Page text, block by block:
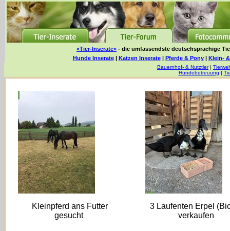
«Tier-Inserate» - die umfassendste deutschsprachige
Hunde Inserate| Katzen Inserate| Pferde & Pony| Klein-
Bauernhof- & Nutztier|
Hundebetreuung |
Kleinpferd ans Futter
gesucht
3 Laufenten Erpel
verkaufen